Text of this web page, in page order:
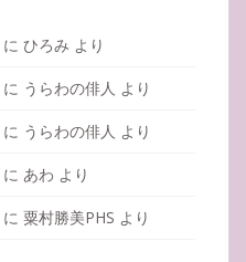
に ひろみ より
に うらわの俳人 より
に うらわの俳人 より
に あわ より
に 粟村勝美PHS より